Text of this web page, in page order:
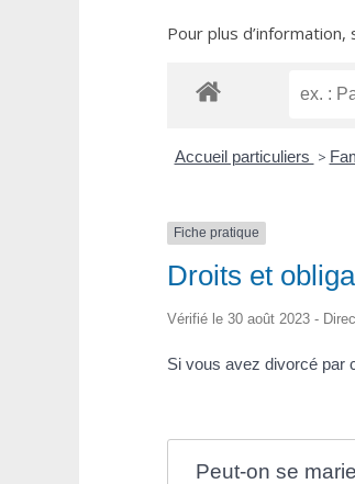
Pour plus
Accueil particuliers >
Fiche pratique
Droits et
Vérifié le 30 août 2023 -
Si vous avez divorcé par
Peut-on se